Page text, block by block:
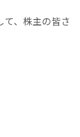
、株主の皆さ